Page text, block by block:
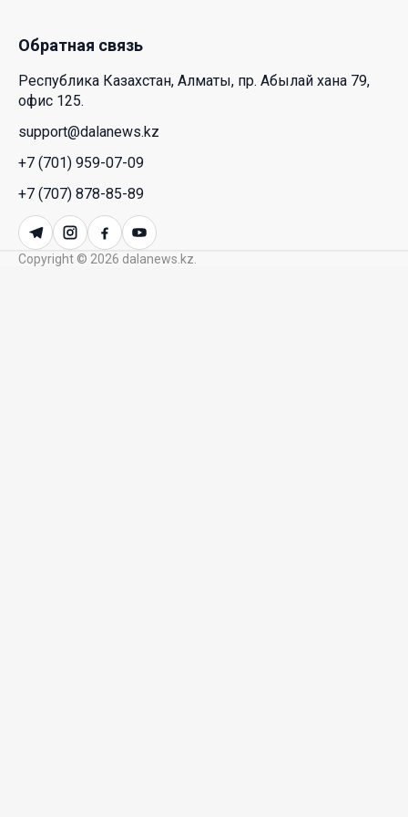
26 Июл. 2026 12:11
Межпартийные теледебаты выйдут в эфире
республиканских телеканалов
23 Июл. 2026 21:15
Казахстан сохраняет лидерство в Центральной
Азии по устойчивости инвестиционного рынка
23 Июл. 2026 15:39
Обратная связь
Республика Казахстан, Алматы, пр. Абылай хана 79,
офис 125.
support@dalanews.kz
+7 (701) 959-07-09
+7 (707) 878-85-89
Copyright © 2026 dalanews.kz.